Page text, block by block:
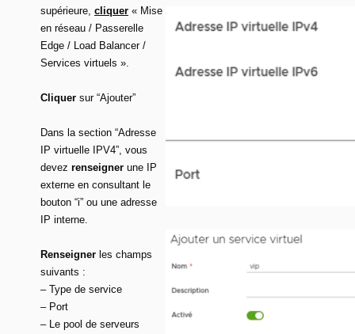
supérieure, cliquer « Mise
en réseau / Passerelle
Edge / Load Balancer /
Services virtuels ».
Cliquer sur “Ajouter”
Dans la section “Adresse
IP virtuelle IPV4”, vous
devez renseigner une IP
externe en consultant le
bouton “i” ou une adresse
IP interne.
Renseigner les champs
suivants :
– Type de service
– Port
– Le pool de serveurs